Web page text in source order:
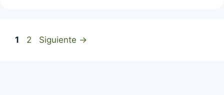
Página
1 Página
2 Siguiente →